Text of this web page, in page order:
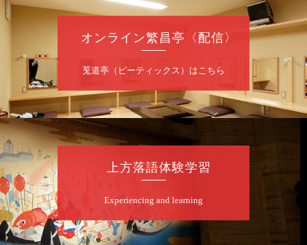
噺家が落語と芝居をしてみる会
桂米之助／桂団治郎／桂弥太郎／桂米舞／是
開演：午後6時30分（6時開場）全席指定
お問合せ：米朝事務所 06-6365-8281（平日
10時～18時）
★菟道亭配信あり
入はこちらをクリック
8月8日（土）
第2回 智之介・力造 二人会
オンライン繁昌亭〈配信〉
莵道亭（ピーティックス）はこちら
上方落語体験学習
Experiencing and learning